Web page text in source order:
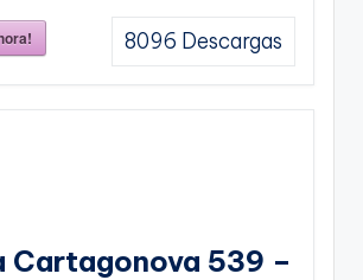
8096 Descargas
Cartagonova 539 –